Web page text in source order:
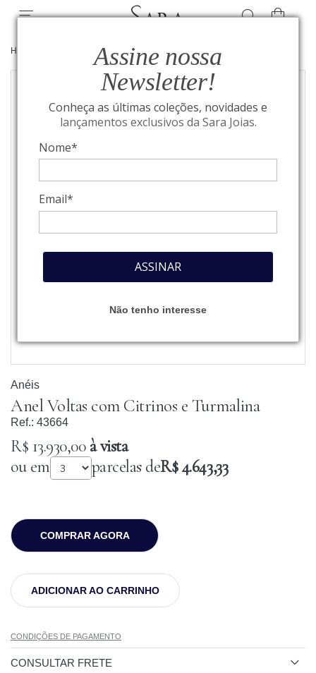
Assine nossa
Newsletter!
Conheça as últimas coleções, novidades e
lançamentos exclusivos da Sara Joias.
Nome*
Email*
ASSINAR
Não tenho interesse
HOME ANÉIS
Anéis
Anel Voltas com Citrinos e Turmalina
Ref.: 43664
R$ 13.930,00à vista
ou em
parcelas deR$ 4.643,33
COMPRAR AGORA
ADICIONAR AO CARRINHO
CONDIÇÕES DE PAGAMENTO
CONSULTAR FRETE